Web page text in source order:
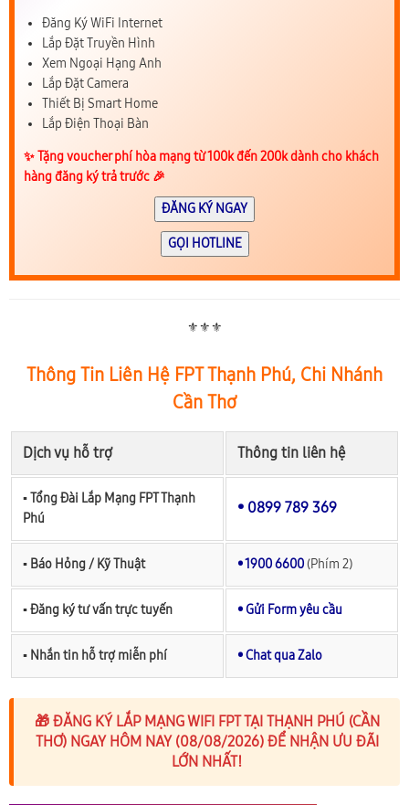
Đăng Ký WiFi Internet
Lắp Đặt Truyền Hình
Xem Ngoại Hạng Anh
Lắp Đặt Camera
Thiết Bị Smart Home
Lắp Điện Thoại Bàn
✨️ Tặng voucher phí hòa mạng từ 100k đến 200k dành cho khách
hàng đăng ký trả trước 🎉
ĐĂNG KÝ NGAY
GỌI HOTLINE
⚜️⚜️⚜️
Thông Tin Liên Hệ FPT Thạnh Phú, Chi Nhánh
Cần Thơ
Dịch vụ hỗ trợ Thông tin liên hệ
▪︎ Tổng Đài Lắp Mạng FPT Thạnh
Phú
• 0899 789 369
▪︎ Báo Hỏng / Kỹ Thuật • 1900 6600 (Phím 2)
▪︎ Đăng ký tư vấn trực tuyến • Gửi Form yêu cầu
▪︎ Nhắn tin hỗ trợ miễn phí • Chat qua Zalo
🎁 ĐĂNG KÝ LẮP MẠNG WIFI FPT TẠI THẠNH PHÚ (CẦN
THƠ) NGAY HÔM NAY (08/08/2026) ĐỂ NHẬN ƯU ĐÃI
LỚN NHẤT!